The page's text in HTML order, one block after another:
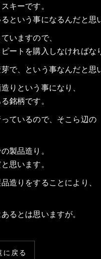
キーです。
という事になるんだと思
いますので、
ートを購入しなければな
で、という事なんだと思
りという事になり、
銘柄です。
ているので、そこら辺の
製品造り。
思います。
造りをすることにより、
るとは思いますが。
に戻る